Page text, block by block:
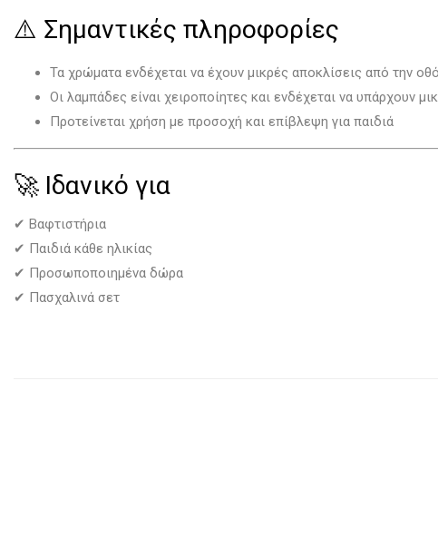
⚠️ Σημαντικές πληροφορίες
Τα χρώματα ενδέχεται να έχουν μικρές αποκλίσεις από την
Οι λαμπάδες είναι χειροποίητες και ενδέχεται να υπάρχουν
Προτείνεται χρήση με προσοχή και επίβλεψη για παιδιά
🚀 Ιδανικό για
✔ Βαφτιστήρια
✔ Παιδιά κάθε ηλικίας
✔ Προσωποποιημένα δώρα
✔ Πασχαλινά σετ